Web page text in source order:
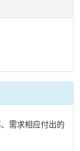
需求相应付出的